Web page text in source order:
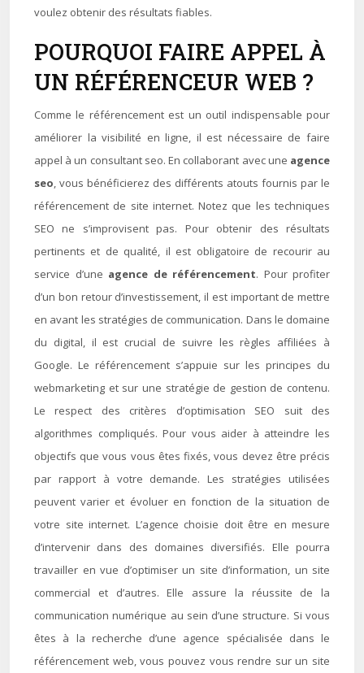
voulez obtenir des résultats fiables.
POURQUOI FAIRE APPEL À
UN RÉFÉRENCEUR WEB ?
Comme le référencement est un outil indispensable pour
améliorer la visibilité en ligne, il est nécessaire de faire
appel à un consultant seo. En collaborant avec une agence
seo, vous bénéficierez des différents atouts fournis par le
référencement de site internet. Notez que les techniques
SEO ne s’improvisent pas. Pour obtenir des résultats
pertinents et de qualité, il est obligatoire de recourir au
service d’une agence de référencement. Pour profiter
d’un bon retour d’investissement, il est important de mettre
en avant les stratégies de communication. Dans le domaine
du digital, il est crucial de suivre les règles affiliées à
Google. Le référencement s’appuie sur les principes du
webmarketing et sur une stratégie de gestion de contenu.
Le respect des critères d’optimisation SEO suit des
algorithmes compliqués. Pour vous aider à atteindre les
objectifs que vous vous êtes fixés, vous devez être précis
par rapport à votre demande. Les stratégies utilisées
peuvent varier et évoluer en fonction de la situation de
votre site internet. L’agence choisie doit être en mesure
d’intervenir dans des domaines diversifiés. Elle pourra
travailler en vue d’optimiser un site d’information, un site
commercial et d’autres. Elle assure la réussite de la
communication numérique au sein d’une structure. Si vous
êtes à la recherche d’une agence spécialisée dans le
référencement web, vous pouvez vous rendre sur un site